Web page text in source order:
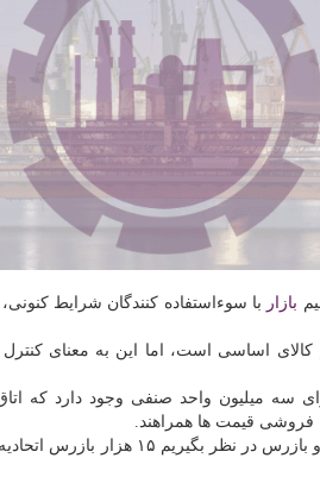
بازار با سوءاستفاده كنندگان شرایط كنونی،
اساسی است، اما این به معنای كنترل
فروشی قیمت ها همراهند.
او اضافه كرد: این اتحادیه ها هر كدام بین دو تا ۱۰ بازرس دارند كه اگر برای هر كدام